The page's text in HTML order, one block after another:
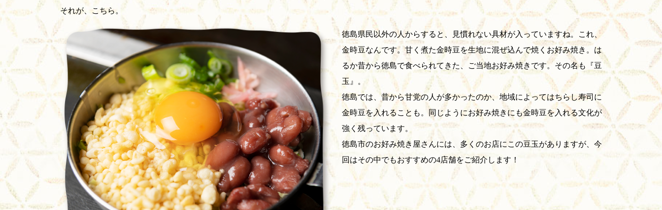
それが、こちら。
徳島県民以外の人からすると、見慣れない具材が入っていますね。これ、
金時豆なんです。甘く煮た金時豆を生地に混ぜ込んで焼くお好み焼き。は
るか昔から徳島で食べられてきた、ご当地お好み焼きです。その名も『豆
玉』。
徳島では、昔から甘党の人が多かったのか、地域によってはちらし寿司に
金時豆を入れることも。同じようにお好み焼きにも金時豆を入れる文化が
強く残っています。
徳島市のお好み焼き屋さんには、多くのお店にこの豆玉がありますが、今
回はその中でもおすすめの4店舗をご紹介します！